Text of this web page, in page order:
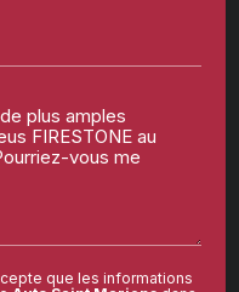
que les informations